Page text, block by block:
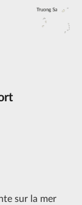
sur la mer